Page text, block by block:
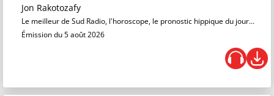
Jon Rakotozafy
Le meilleur de Sud Radio, l'horoscope, le pronostic hippique du jour...
Émission du 5 août 2026